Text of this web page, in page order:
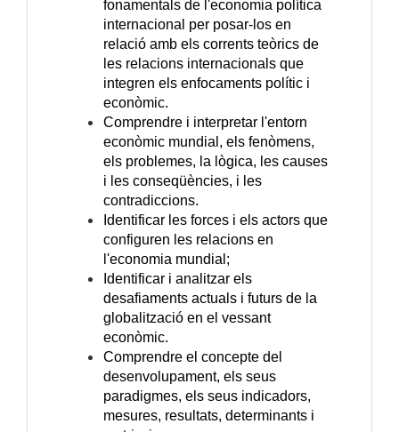
fonamentals de l'economia política
internacional per posar-los en
relació amb els corrents teòrics de
les relacions internacionals que
integren els enfocaments polític i
econòmic.
Comprendre i interpretar l'entorn
econòmic mundial, els fenòmens,
els problemes, la lògica, les causes
i les conseqüències, i les
contradiccions.
Identificar les forces i els actors que
configuren les relacions en
l'economia mundial;
Identificar i analitzar els
desafiaments actuals i futurs de la
globalització en el vessant
econòmic.
Comprendre el concepte del
desenvolupament, els seus
paradigmes, els seus indicadors,
mesures, resultats, determinants i